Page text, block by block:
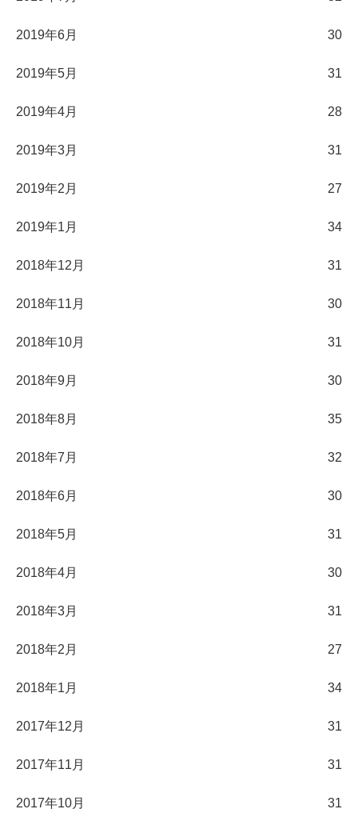
2019年6月 30
2019年5月 31
2019年4月 28
2019年3月 31
2019年2月 27
2019年1月 34
2018年12月 31
2018年11月 30
2018年10月 31
2018年9月 30
2018年8月 35
2018年7月 32
2018年6月 30
2018年5月 31
2018年4月 30
2018年3月 31
2018年2月 27
2018年1月 34
2017年12月 31
2017年11月 31
2017年10月 31